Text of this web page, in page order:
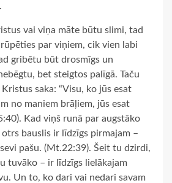
vai viņa māte būtu slimi, tad
par viņiem, cik vien labi
gribētu būt drosmīgs un
bet steigtos palīgā. Taču
saka: “Visu, ko jūs esat
no maniem brāļiem, jūs esat
Kad viņš runā par augstāko
otrs bauslis ir līdzīgs pirmajam –
pašu. (Mt.22:39). Šeit tu dzirdi,
tuvāko – ir līdzīgs lielākajam
Un to, ko dari vai nedari savam